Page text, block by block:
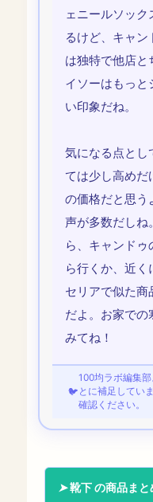
ェニールソッ
るけど、キャ
は独特で他店と
イソーはもっと
い印象だね。
気になる点とし
ては少し高めだ
の価格だと思う
声が多数だしね
ら、キャンド
ら行くか、近
セリアで似た商
だよ。お家での
みてね！
100均ラボ編集
とに補足してい
確認ください。
靴下 の商品まと